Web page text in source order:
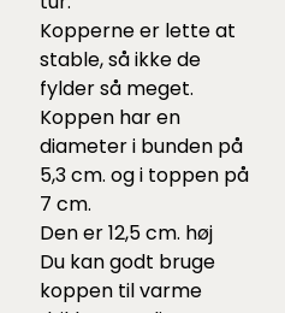
Kopperne er lette at
stable, så ikke de
fylder så meget.
Koppen har en
diameter i bunden på
5,3 cm. og i toppen på
7 cm.
Den er 12,5 cm. høj
Du kan godt bruge
koppen til varme